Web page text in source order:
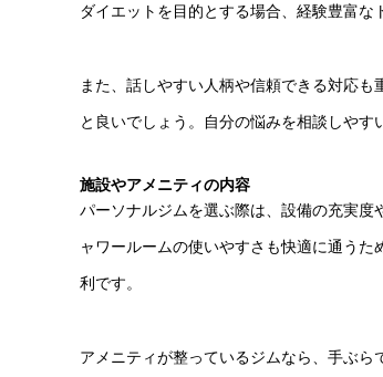
ダイエットを目的とする場合、経験豊富な
また、話しやすい人柄や信頼できる対応
と良いでしょう。自分の悩みを相談しやす
施設やアメニティの内容
パーソナルジムを選ぶ際は、設備の充実
ャワールームの使いやすさも快適に通う
利です。
アメニティが整っているジムなら、手ぶ